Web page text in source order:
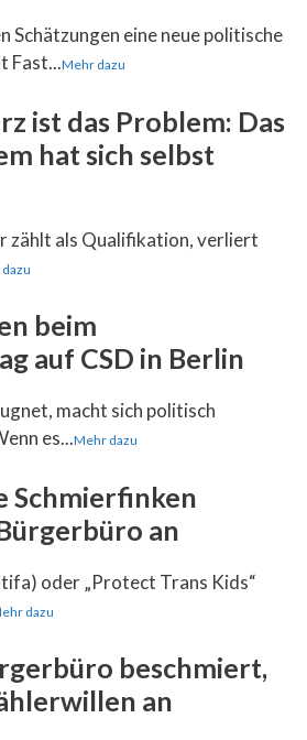
Schätzungen eine neue politische
Fast...Mehr dazu
ist das Problem: Das
hat sich selbst
zählt als Qualifikation, verliert
beim
auf CSD in Berlin
macht sich politisch
es...Mehr dazu
Schmierfinken
an
oder „Protect Trans Kids“
dazu
beschmiert,
an